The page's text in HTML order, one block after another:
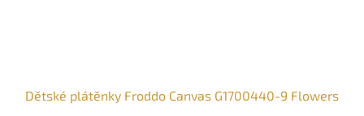
Dětské plátěnky Froddo Canvas G1700440-9 Flowers